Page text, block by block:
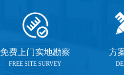
免费上门实地勘察
FREE SITE SURVEY
方